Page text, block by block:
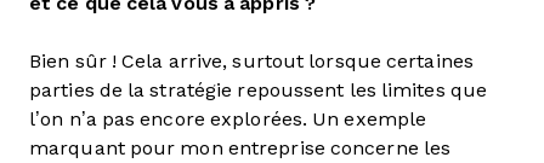
Bien sûr ! Cela arrive, surtout lorsque certaines
parties de la stratégie repoussent les limites que
l’on n’a pas encore explorées. Un exemple
marquant pour mon entreprise concerne les